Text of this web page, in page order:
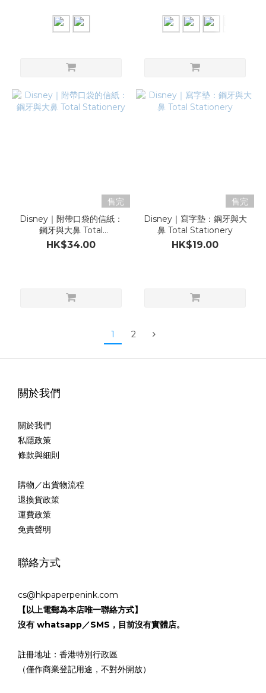
售完
Disney｜附帶口袋的信紙：
鋼牙與大鼻 Total
Stationery
HK$34.00
售完
Disney｜寫字墊：鋼牙與大
鼻 Total Stationery
HK$19.00
1 2
關於我們
關於我們
私隱政策
條款與細則
購物／出貨物流程
退換貨政策
運費政策
免責聲明
聯絡方式
cs@hkpaperpenink.com
【以上電郵為本店唯一聯絡方式】
沒有 whatsapp／SMS，目前沒有實體店。
註冊地址：香港特別行政區
（僅作商業登記用途，不對外開放）